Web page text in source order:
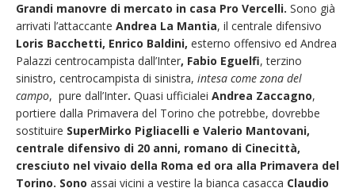
Grandi manovre di mercato in casa Pro Vercelli. Sono già
arrivati l’attaccante Andrea La Mantia, il centrale difensivo
Loris Bacchetti, Enrico Baldini, esterno offensivo ed Andrea
Palazzi centrocampista dall’Inter, Fabio Eguelfi, terzino
sinistro, centrocampista di sinistra, intesa come zona del
campo, pure dall’Inter. Quasi ufficialei Andrea Zaccagno,
portiere dalla Primavera del Torino che potrebbe, dovrebbe
sostituire SuperMirko Pigliacelli e Valerio Mantovani,
centrale difensivo di 20 anni, romano di Cinecittà,
cresciuto nel vivaio della Roma ed ora alla Primavera del
Torino. Sono assai vicini a vestire la bianca casacca Claudio